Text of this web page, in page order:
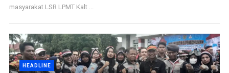
masyarakat LSR LPMT Kalt ...
HEADLINE